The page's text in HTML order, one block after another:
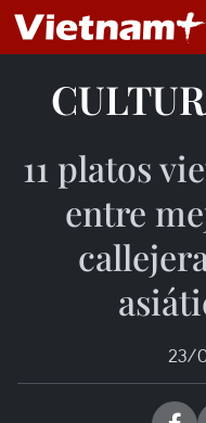
11 platos
entre
23/